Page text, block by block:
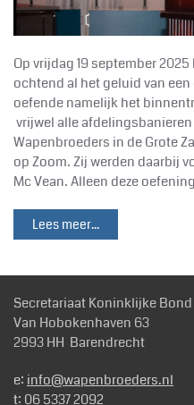
Op vrijdag 19 september
ochtend al het geluid van
oefende namelijk het
vrijwel alle
Wapenbroeders in de Grote
op Zoom. Zij werden daarbij
Mc Vean. Alleen deze
Lees meer...
Secretariaat Koninklijke
Van Hobokenhaven 63
2993 HH Barendrecht
e:info@wapenbroeders.nl
t: 06 5337 2092